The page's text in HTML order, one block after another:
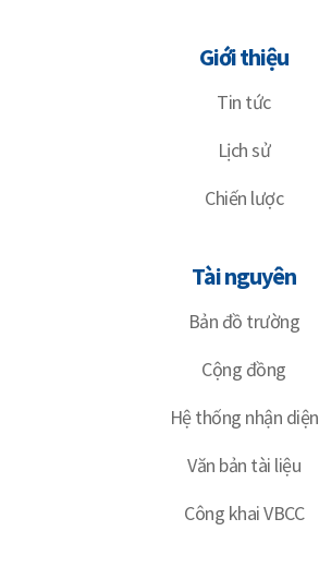
Giới thiệu
Tin tức
Lịch sử
Chiến lược
Tài nguyên
Bản đồ trường
Cộng đồng
Hệ thống nhận diện
Văn bản tài liệu
Công khai VBCC